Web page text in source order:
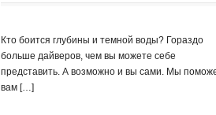
Кто боится глубины и темной воды? Гораздо
больше дайверов, чем вы можете себе
представить. А возможно и вы сами. Мы
вам […]